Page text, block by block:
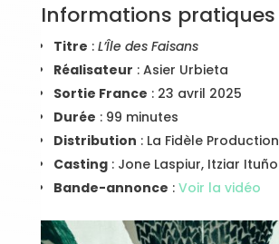
Informations pratiques
Titre : L’Île des Faisans
Réalisateur : Asier Urbieta
Sortie France : 23 avril 2025
Durée : 99 minutes
Distribution : La Fidèle Production
Casting: Jone Laspiur, Itziar Ituño
Bande-annonce :Voir la vidéo